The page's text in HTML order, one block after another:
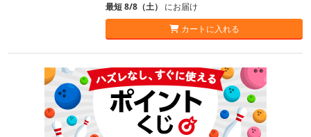
最短 8/8（土） にお届け
カートに入れる